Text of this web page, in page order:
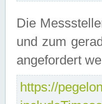
Die
und zum
angefordert
https://